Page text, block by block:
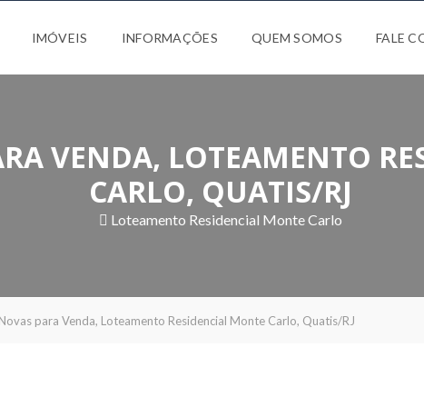
IMÓVEIS INFORMAÇÕES QUEM SOMOS FALE
VENDA, LOTEAMENTO
CARLO, QUATIS/RJ
Loteamento Residencial Monte Carlo
para Venda, Loteamento Residencial Monte Carlo, Quatis/RJ